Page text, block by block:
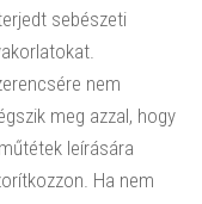
sebészeti
nem
meg azzal, hogy
leírására
Ha nem